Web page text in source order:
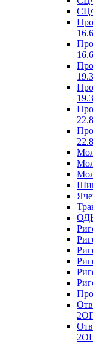
16.6
19.3
22.8